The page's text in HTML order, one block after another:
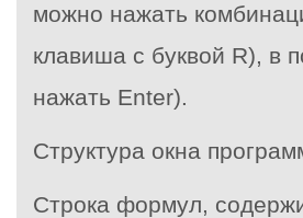
можно нажать
клавиша с буквой R), в
нажать Enter).
Структура окна
Строка формул,